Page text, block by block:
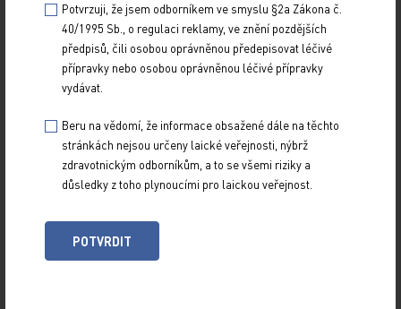
Úvod Primární biliární cholangitida (PBC) představuje
chronické autoimunitní onemocnění jater, které se rozvíjí
na podkladě kombinace genetických a…
30. 6. 2025
Úvod Iptakopan se dle ATC klasifikace řadí
mezi Imunosupresiva, Inhibitory komplementu (L04AJ08).
Osilodrostat
Potvrzuji, že jsem odborníkem ve smyslu §2a Zákona č.
40/1995 Sb., o regulaci reklamy, ve znění pozdějších
předpisů, čili osobou oprávněnou předepisovat léčivé
přípravky nebo osobou oprávněnou léčivé přípravky
vydávat.
Beru na vědomí, že informace obsažené dále na těchto
stránkách nejsou určeny laické veřejnosti, nýbrž
zdravotnickým odborníkům, a to se všemi riziky a
důsledky z toho plynoucími pro laickou veřejnost.
POTVRDIT